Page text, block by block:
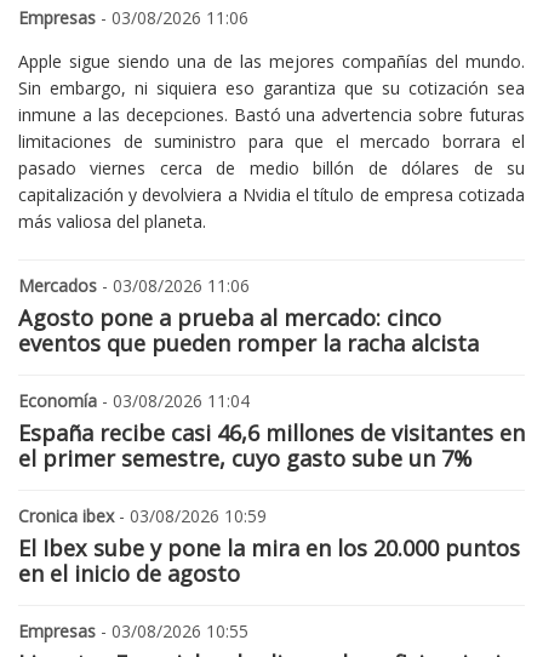
Empresas - 03/08/2026 11:06
Apple sigue siendo una de las mejores compañías del mundo.
Sin embargo, ni siquiera eso garantiza que su cotización sea
inmune a las decepciones. Bastó una advertencia sobre futuras
limitaciones de suministro para que el mercado borrara el
pasado viernes cerca de medio billón de dólares de su
capitalización y devolviera a Nvidia el título de empresa cotizada
más valiosa del planeta.
Mercados - 03/08/2026 11:06
Agosto pone a prueba al mercado: cinco
eventos que pueden romper la racha alcista
Economía - 03/08/2026 11:04
España recibe casi 46,6 millones de visitantes en
el primer semestre, cuyo gasto sube un 7%
Cronica ibex- 03/08/2026 10:59
El Ibex sube y pone la mira en los 20.000 puntos
en el inicio de agosto
Empresas - 03/08/2026 10:55